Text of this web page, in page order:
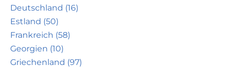
Deutschland (16)
Estland (50)
Frankreich (58)
Georgien (10)
Griechenland (97)